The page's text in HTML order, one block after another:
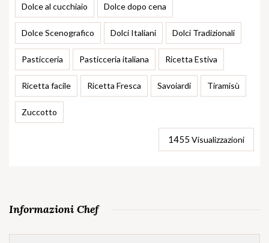
Dolce al cucchiaio Dolce dopo cena
Dolce Scenografico Dolci Italiani Dolci Tradizionali
Pasticceria Pasticceria italiana Ricetta Estiva
Ricetta facile Ricetta Fresca Savoiardi Tiramisù
Zuccotto
1455 Visualizzazioni
Informazioni Chef